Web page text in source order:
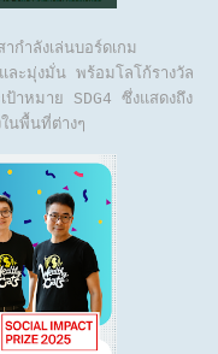
กำลังเล่นบอร์ดเกม
ะมุ่งมั่น พร้อมโลโก้รางวัล
มาย SDG4 ซึ่งแสดงถึง
นพื้นที่ต่างๆ